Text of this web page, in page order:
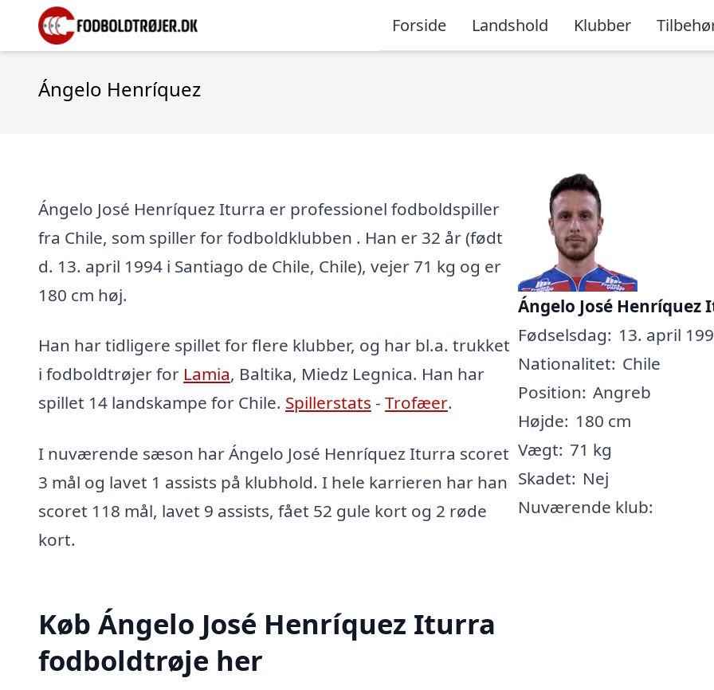
Forside Landshold Klubber
Ángelo Henríquez
Ángelo José Henríquez Iturra er professionel fodboldspiller
fra Chile, som spiller for fodboldklubben . Han er 32 år (født
d. 13. april 1994 i Santiago de Chile, Chile), vejer 71 kg og er
180 cm høj.
Han har tidligere spillet for flere klubber, og har bl.a. trukket
i fodboldtrøjer for Lamia, Baltika, Miedz Legnica. Han har
spillet 14 landskampe for Chile. Spillerstats - Trofæer.
I nuværende sæson har Ángelo José Henríquez Iturra scoret
3 mål og lavet 1 assists på klubhold. I hele karrieren har han
scoret 118 mål, lavet 9 assists, fået 52 gule kort og 2 røde
kort.
Køb Ángelo José Henríquez Iturra
fodboldtrøje her
Ángelo José Henríquez
Fødselsdag: 13. april
Nationalitet: Chile
Position: Angreb
Højde: 180 cm
Vægt: 71 kg
Skadet: Nej
Nuværende klub: